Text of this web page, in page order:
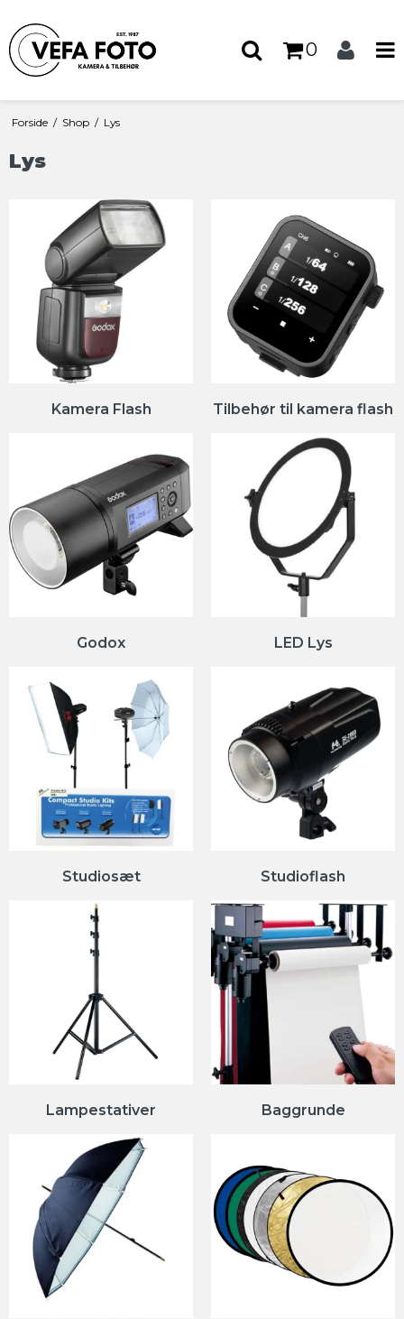
0
Forside / Shop / Lys
Lys
Kamera Flash Tilbehør til kamera flash
Godox LED Lys
Studiosæt Studioflash
Lampestativer Baggrunde